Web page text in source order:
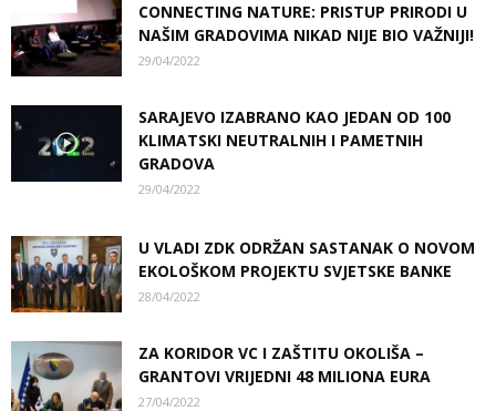
CONNECTING NATURE: PRISTUP PRIRODI U
NAŠIM GRADOVIMA NIKAD NIJE BIO VAŽNIJI!
29/04/2022
SARAJEVO IZABRANO KAO JEDAN OD 100
KLIMATSKI NEUTRALNIH I PAMETNIH
GRADOVA
29/04/2022
U VLADI ZDK ODRŽAN SASTANAK O NOVOM
EKOLOŠKOM PROJEKTU SVJETSKE BANKE
28/04/2022
ZA KORIDOR VC I ZAŠTITU OKOLIŠA –
GRANTOVI VRIJEDNI 48 MILIONA EURA
27/04/2022